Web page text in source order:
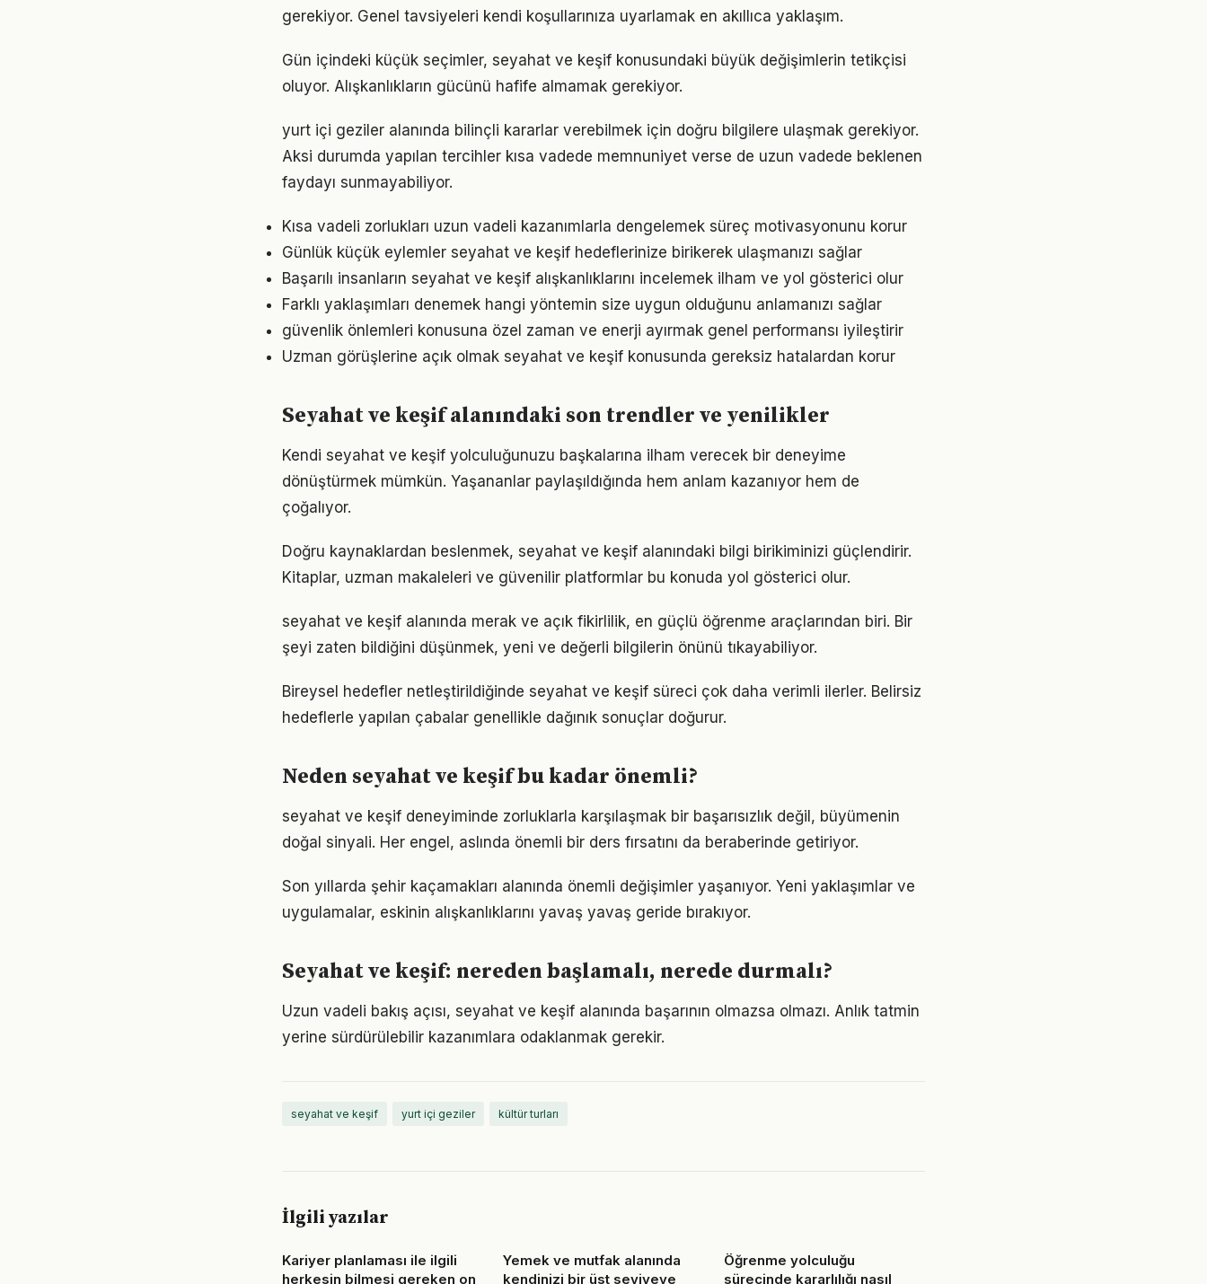
gerekiyor. Genel tavsiyeleri kendi koşullarınıza uyarlamak en akıllıca yaklaşım.
Gün içindeki küçük seçimler, seyahat ve keşif konusundaki büyük değişimlerin tetikçisi
oluyor. Alışkanlıkların gücünü hafife almamak gerekiyor.
yurt içi geziler alanında bilinçli kararlar verebilmek için doğru bilgilere ulaşmak gerekiyor.
Aksi durumda yapılan tercihler kısa vadede memnuniyet verse de uzun vadede beklenen
faydayı sunmayabiliyor.
Kısa vadeli zorlukları uzun vadeli kazanımlarla dengelemek süreç motivasyonunu korur
Günlük küçük eylemler seyahat ve keşif hedeflerinize birikerek ulaşmanızı sağlar
Başarılı insanların seyahat ve keşif alışkanlıklarını incelemek ilham ve yol gösterici olur
Farklı yaklaşımları denemek hangi yöntemin size uygun olduğunu anlamanızı sağlar
güvenlik önlemleri konusuna özel zaman ve enerji ayırmak genel performansı iyileştirir
Uzman görüşlerine açık olmak seyahat ve keşif konusunda gereksiz hatalardan korur
Seyahat ve keşif alanındaki son trendler ve yenilikler
Kendi seyahat ve keşif yolculuğunuzu başkalarına ilham verecek bir deneyime
dönüştürmek mümkün. Yaşananlar paylaşıldığında hem anlam kazanıyor hem de
çoğalıyor.
Doğru kaynaklardan beslenmek, seyahat ve keşif alanındaki bilgi birikiminizi güçlendirir.
Kitaplar, uzman makaleleri ve güvenilir platformlar bu konuda yol gösterici olur.
seyahat ve keşif alanında merak ve açık fikirlilik, en güçlü öğrenme araçlarından biri. Bir
şeyi zaten bildiğini düşünmek, yeni ve değerli bilgilerin önünü tıkayabiliyor.
Bireysel hedefler netleştirildiğinde seyahat ve keşif süreci çok daha verimli ilerler. Belirsiz
hedeflerle yapılan çabalar genellikle dağınık sonuçlar doğurur.
Neden seyahat ve keşif bu kadar önemli?
seyahat ve keşif deneyiminde zorluklarla karşılaşmak bir başarısızlık değil, büyümenin
doğal sinyali. Her engel, aslında önemli bir ders fırsatını da beraberinde getiriyor.
Son yıllarda şehir kaçamakları alanında önemli değişimler yaşanıyor. Yeni yaklaşımlar ve
uygulamalar, eskinin alışkanlıklarını yavaş yavaş geride bırakıyor.
Seyahat ve keşif: nereden başlamalı, nerede durmalı?
Uzun vadeli bakış açısı, seyahat ve keşif alanında başarının olmazsa olmazı. Anlık tatmin
yerine sürdürülebilir kazanımlara odaklanmak gerekir.
seyahat ve keşif yurt içi geziler kültür turları
İlgili yazılar
Kariyer planlaması ile ilgili
herkesin bilmesi gereken on
Yemek ve mutfak alanında
kendinizi bir üst seviyeye
Öğrenme yolculuğu
sürecinde kararlılığı nasıl